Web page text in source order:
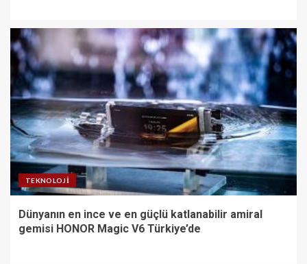
TEKNOLOJI
Dünyanın en ince ve en güçlü katlanabilir amiral
gemisi HONOR Magic V6 Türkiye’de